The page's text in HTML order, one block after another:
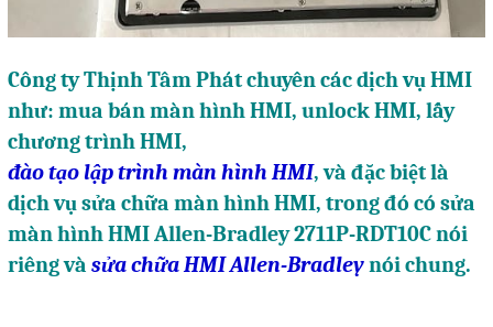
Công ty Thịnh Tâm Phát chuyên các dịch vụ HMI
như: mua bán màn hình HMI, unlock HMI, lấy
chương trình HMI,
đào tạo lập trình màn hình HMI, và đặc biệt là
dịch vụ sửa chữa màn hình HMI, trong đó có sửa
màn hình HMI Allen-Bradley 2711P-RDT10C nói
riêng và sửa chữa HMI Allen-Bradleynói chung.
Motor Servo / Driver Servo
Cáp lập trình PLC - HMI -
Servo
Cân Điện Tử
Thiết bị thu thập dữ liệu,
truyền và lưu trữ dữ liệu
Thiết bị điều khiển và giám
sát